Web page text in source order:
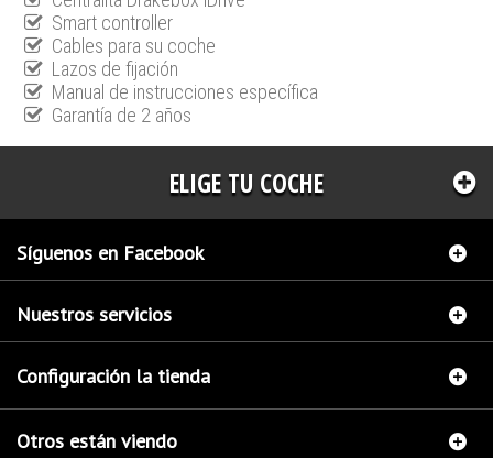
Smart controller
Cables para su coche
Lazos de fijación
Manual de instrucciones específica
Garantía de 2 años
ELIGE TU COCHE
Síguenos en Facebook
Nuestros servicios
Configuración la tienda
Otros están viendo